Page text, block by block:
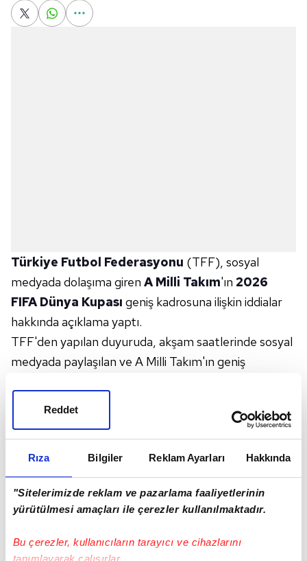
Rıza Bilgiler Reklam Ayarları Hakkında
"Sitelerimizde reklam ve pazarlama faaliyetlerinin
yürütülmesi amaçları ile çerezler kullanılmaktadır.
Bu çerezler, kullanıcıların tarayıcı ve cihazlarını
Reddet
Türkiye Futbol Federasyonu (TFF), sosyal
medyada dolaşıma giren A Milli Takım'ın 2026
FIFA Dünya Kupası geniş kadrosuna ilişkin iddialar
hakkında açıklama yaptı.
TFF'den yapılan duyuruda, akşam saatlerinde sosyal
medyada paylaşılan ve A Milli Takım'ın geniş
Federasyon açıklamasında, kamuoyunu yanıltmaya
yönelik paylaşımlara itibar edilmemesi gerektiği
vurgulanarak şu ifadelere yer verildi:
"Bugün akşam saatlerinde A Milli Takım'ın
2026 FIFA Dünya Kupası geniş kadrosunu
medyada dolaşıma sokulmuştur. Kamuoyunu